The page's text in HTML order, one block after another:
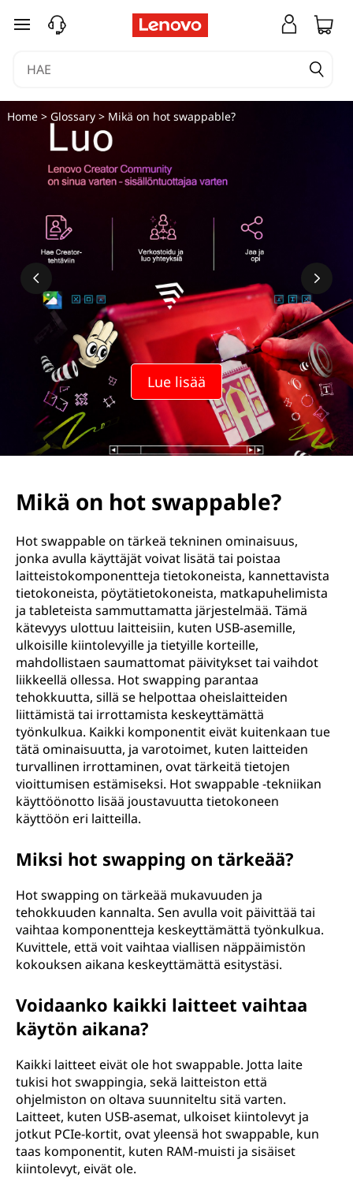
M
ä
a
w
siirry pääsisältöön
Lue lisää
Home> Glossary> Mikä on hot swappable?
Mikä on hot swappable?
Hot swappable on tärkeä tekninen ominaisuus,
jonka avulla käyttäjät voivat lisätä tai poistaa
laitteistokomponentteja tietokoneista, kannettavista
tietokoneista, pöytätietokoneista, matkapuhelimista
ja tableteista sammuttamatta järjestelmää. Tämä
kätevyys ulottuu laitteisiin, kuten USB-asemille,
ulkoisille kiintolevyille ja tietyille korteille,
mahdollistaen saumattomat päivitykset tai vaihdot
liikkeellä ollessa. Hot swapping parantaa
tehokkuutta, sillä se helpottaa oheislaitteiden
liittämistä tai irrottamista keskeyttämättä
työnkulkua. Kaikki komponentit eivät kuitenkaan tue
tätä ominaisuutta, ja varotoimet, kuten laitteiden
turvallinen irrottaminen, ovat tärkeitä tietojen
vioittumisen estämiseksi. Hot swappable -tekniikan
käyttöönotto lisää joustavuutta tietokoneen
käyttöön eri laitteilla.
Miksi hot swapping on tärkeää?
Hot swapping on tärkeää mukavuuden ja
tehokkuuden kannalta. Sen avulla voit päivittää tai
vaihtaa komponentteja keskeyttämättä työnkulkua.
Kuvittele, että voit vaihtaa viallisen näppäimistön
kokouksen aikana keskeyttämättä esitystäsi.
Voidaanko kaikki laitteet vaihtaa
käytön aikana?
Kaikki laitteet eivät ole hot swappable. Jotta laite
tukisi hot swappingia, sekä laitteiston että
ohjelmiston on oltava suunniteltu sitä varten.
Laitteet, kuten USB-asemat, ulkoiset kiintolevyt ja
jotkut PCIe-kortit, ovat yleensä hot swappable, kun
taas komponentit, kuten RAM-muisti ja sisäiset
kiintolevyt, eivät ole.